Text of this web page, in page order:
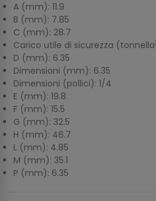
A (mm): 11.9
B (mm): 7.85
C (mm): 28.7
Carico utile di sicurezza
D (mm): 6.35
Dimensioni (mm): 6.35
Dimensioni (pollici): 1/4
E (mm): 19.8
F (mm): 15.5
G (mm): 32.5
H (mm): 46.7
L (mm): 4.85
M (mm): 35.1
P (mm): 6.35